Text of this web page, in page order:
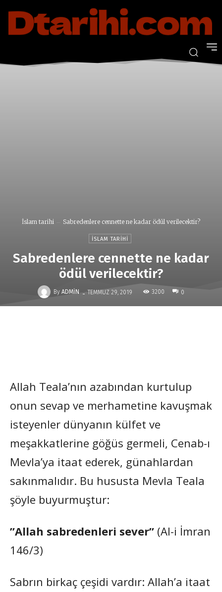
İslam tarihi Sabredenlere cennette ne kadar ödül verilecektir?
İSLAM TARIHI
Sabredenlere cennette ne kadar
ödül verilecektir?
By ADMIN - TEMMUZ 29, 2019 3200 0
Allah Teala’nın azabından kurtulup
onun sevap ve merhametine kavuşmak
isteyenler dünyanın külfet ve
meşakkatlerine göğüs germeli, Cenab-ı
Mevla’ya itaat ederek, günahlardan
sakınmalıdır. Bu hususta Mevla Teala
şöyle buyurmuştur:
”Allah sabredenleri sever” (Al-i İmran
146/3)
Sabrın birkaç çeşidi vardır: Allah’a itaat